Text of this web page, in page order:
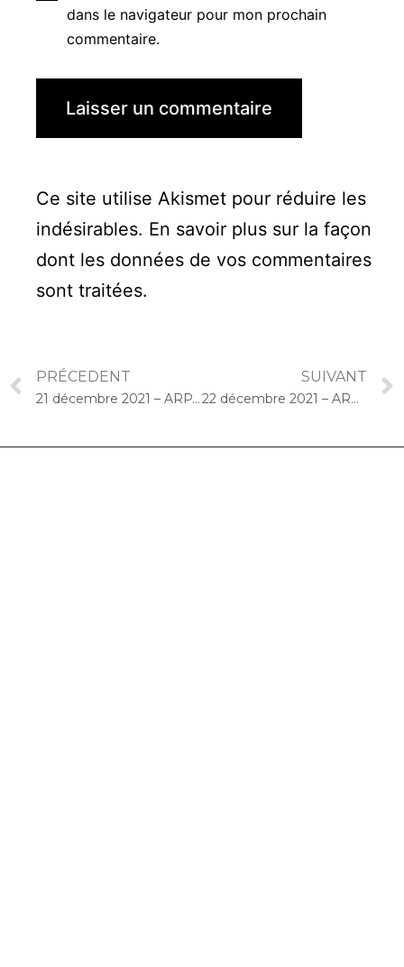
dans le navigateur pour mon prochain
commentaire.
Ce site utilise Akismet pour réduire les
indésirables. En savoir plus sur la façon
dont les données de vos commentaires
sont traitées.
PRÉCEDENT
21 décembre 2021 – ARPAVIE Le Village (Taverny) : Concert « Choco-Cello Solo »
SUIVANT
22 décembre 2021 – ARPAVIE Arletty (Limeil-Brévannes) : Concert « Cello Solo »